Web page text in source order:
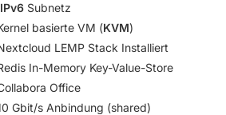
Subnetz
basierte VM (KVM)
LEMP Stack Installiert
In-Memory Key-Value-Store
Office
Gbit/s Anbindung (shared)